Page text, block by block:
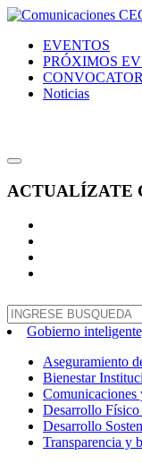
EVENTOS
PRÓXIMOS
Noticias
ACTUALÍZATE
Gobierno
Aseguramiento
Bienestar
Comunicaciones
Desarrollo
Desarrollo
Transparencia y